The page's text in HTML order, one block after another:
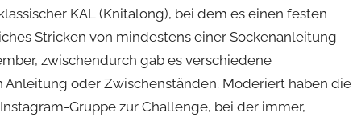
KAL (Knitalong), bei dem es einen festen
Stricken von mindestens einer Sockenanleitung
zwischendurch gab es verschiedene
Anleitung oder Zwischenständen. Moderiert haben die
Gruppe zur Challenge, bei der immer,